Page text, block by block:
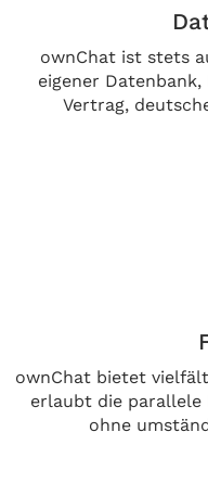
ownChat ist stets
eigener
Vertrag,
ownChat bietet
erlaubt die parallele
ohne